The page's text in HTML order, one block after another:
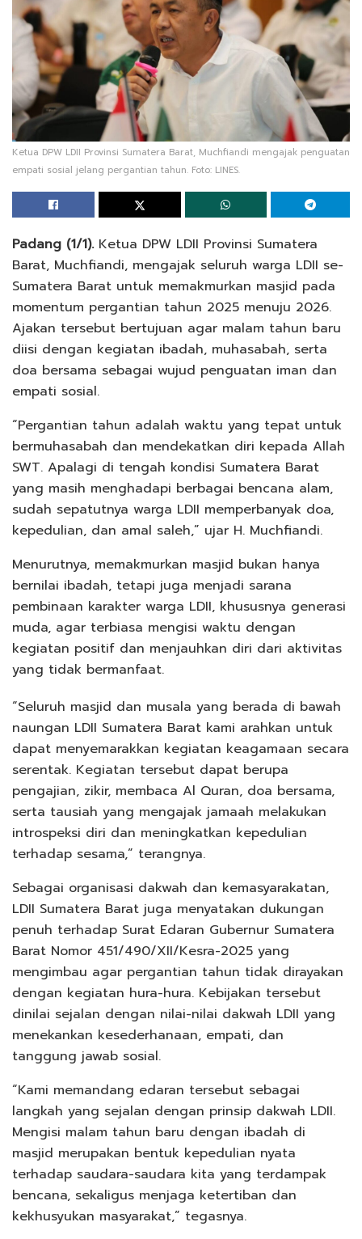
Ketua DPW LDII Provinsi Sumatera Barat, Muchfiandi mengajak penguatan
empati sosial jelang pergantian tahun. Foto: LINES.
Padang (1/1).Ketua DPW LDII Provinsi Sumatera
Barat, Muchfiandi, mengajak seluruh warga LDII se-
Sumatera Barat untuk memakmurkan masjid pada
momentum pergantian tahun 2025 menuju 2026.
Ajakan tersebut bertujuan agar malam tahun baru
diisi dengan kegiatan ibadah, muhasabah, serta
doa bersama sebagai wujud penguatan iman dan
empati sosial.
“Pergantian tahun adalah waktu yang tepat untuk
bermuhasabah dan mendekatkan diri kepada Allah
SWT. Apalagi di tengah kondisi Sumatera Barat
yang masih menghadapi berbagai bencana alam,
sudah sepatutnya warga LDII memperbanyak doa,
kepedulian, dan amal saleh,” ujar H. Muchfiandi.
Menurutnya, memakmurkan masjid bukan hanya
bernilai ibadah, tetapi juga menjadi sarana
pembinaan karakter warga LDII, khususnya generasi
muda, agar terbiasa mengisi waktu dengan
kegiatan positif dan menjauhkan diri dari aktivitas
yang tidak bermanfaat.
“Seluruh masjid dan musala yang berada di bawah
naungan LDII Sumatera Barat kami arahkan untuk
dapat menyemarakkan kegiatan keagamaan secara
serentak. Kegiatan tersebut dapat berupa
pengajian, zikir, membaca Al Quran, doa bersama,
serta tausiah yang mengajak jamaah melakukan
introspeksi diri dan meningkatkan kepedulian
terhadap sesama,” terangnya.
Sebagai organisasi dakwah dan kemasyarakatan,
LDII Sumatera Barat juga menyatakan dukungan
penuh terhadap Surat Edaran Gubernur Sumatera
Barat Nomor 451/490/XII/Kesra-2025 yang
mengimbau agar pergantian tahun tidak dirayakan
dengan kegiatan hura-hura. Kebijakan tersebut
dinilai sejalan dengan nilai-nilai dakwah LDII yang
menekankan kesederhanaan, empati, dan
tanggung jawab sosial.
“Kami memandang edaran tersebut sebagai
langkah yang sejalan dengan prinsip dakwah LDII.
Mengisi malam tahun baru dengan ibadah di
masjid merupakan bentuk kepedulian nyata
terhadap saudara-saudara kita yang terdampak
bencana, sekaligus menjaga ketertiban dan
kekhusyukan masyarakat,” tegasnya.